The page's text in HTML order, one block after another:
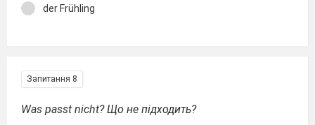
der Frühling
Запитання 8
Was passt nicht? Що не підходить?